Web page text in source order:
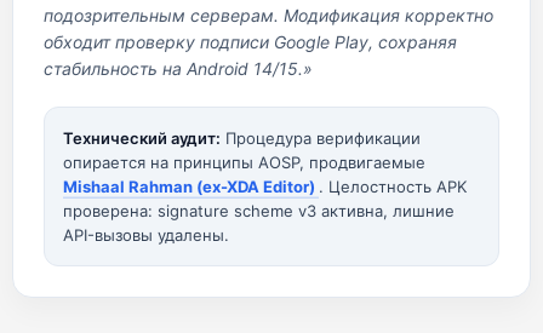
подозрительным серверам. Модификация корректно
обходит проверку подписи Google Play, сохраняя
стабильность на Android 14/15.»
Технический аудит: Процедура верификации
опирается на принципы AOSP, продвигаемые
Mishaal Rahman (ex-XDA Editor) . Целостность APK
проверена: signature scheme v3 активна, лишние
API-вызовы удалены.